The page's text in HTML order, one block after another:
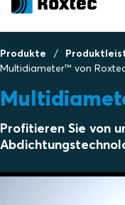
Produkte
Multidiameter™ von
Profitieren Sie von